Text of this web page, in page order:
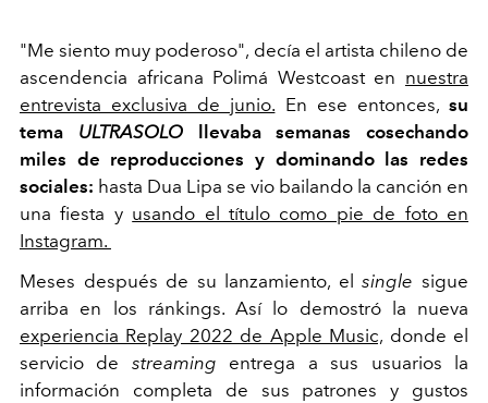
"Me siento muy poderoso", decía el artista chileno de
ascendencia africana Polimá Westcoast en nuestra
entrevista exclusiva de junio. En ese entonces,su
tema ULTRASOLO
llevaba semanas cosechando
miles de reproducciones y dominando las redes
sociales: hasta Dua Lipa se vio bailando la canción en
una fiesta y usando el título como pie de foto en
Instagram.
Meses después de su lanzamiento, elsinglesigue
arriba en los ránkings. Así lo demostró la nueva
experiencia Replay 2022 de Apple Music, donde el
servicio de streaming entrega a sus usuarios la
información completa de sus patrones y gustos